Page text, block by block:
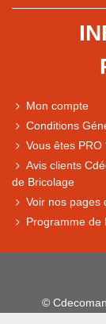
Mon compte
Conditions
Vous êtes PRO
Avis clients
de Bricolage
Voir nos pages
Programme de
©